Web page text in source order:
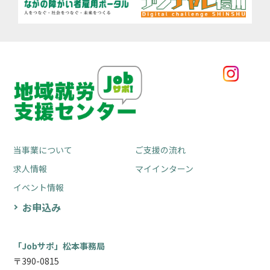
当事業について
ご支援の流れ
求人情報
マイインターン
イベント情報
お申込み
「Jobサポ」松本事務局
〒390-0815